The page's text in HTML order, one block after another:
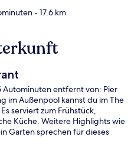
- 17.6 km
Autominuten entfernt von: Pier
im Außenpool kannst du im The
serviert zum Frühstück,
Küche. Weitere Highlights wie
Garten sprechen für dieses